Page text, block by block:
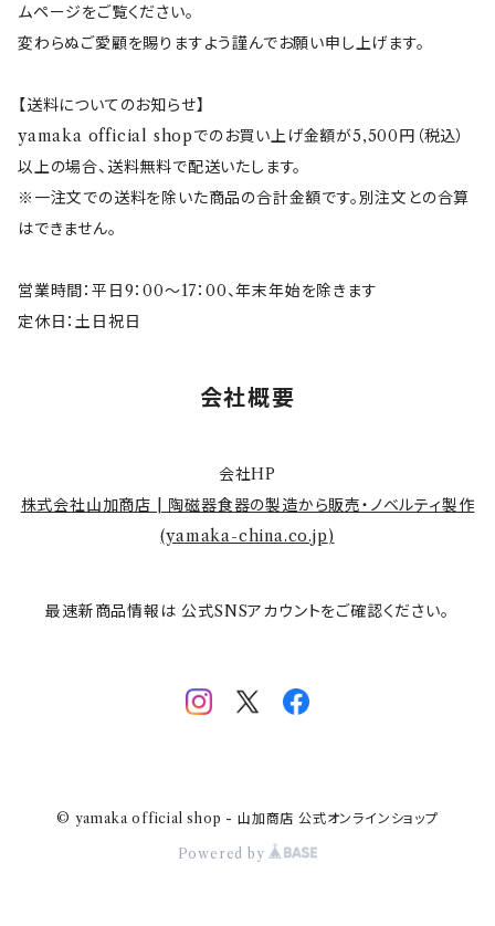
Paddington(パディントン)
ピングー
ホワイトタイガーとブラックタイガー
mommoto(ももっと）
ムページをご覧ください。
変わらぬご愛顧を賜りますよう謹んでお願い申し上げます。
【送料についてのお知らせ】
yamaka official shopでのお買い上げ金額が5,500円（税込）
以上の場合、送料無料で配送いたします。
※一注文での送料を除いた商品の合計金額です。別注文との合算
はできません。
営業時間：平日9：00～17：00、年末年始を除きます
定休日：土日祝日
会社概要
会社HP
株式会社山加商店 | 陶磁器食器の製造から販売・ノベルティ製作
(yamaka-china.co.jp)
最速新商品情報は 公式SNSアカウントをご確認ください。
© yamaka official shop - 山加商店 公式オンラインショップ
Powered by